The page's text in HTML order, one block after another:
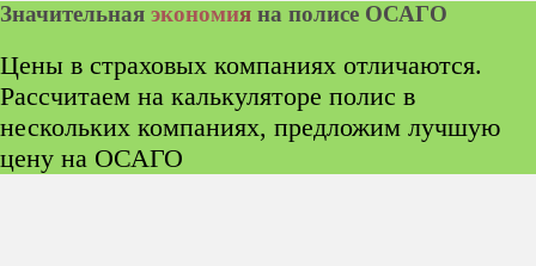
Значительная экономия на полисе ОСАГО
Цены в страховых компаниях отличаются.
Рассчитаем на калькуляторе полис в
нескольких компаниях, предложим лучшую
цену на ОСАГО